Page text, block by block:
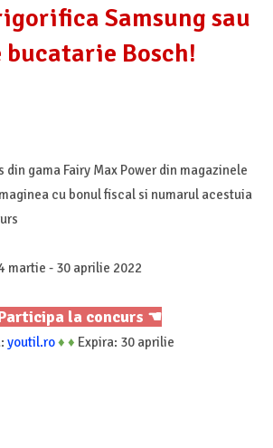
Samsung sau
bucatarie Bosch!
din gama Fairy Max Power din magazinele
cu bonul fiscal si numarul acestuia
martie - 30 aprilie 2022
la concurs ☚
youtil.ro♦ ♦ Expira: 30 aprilie